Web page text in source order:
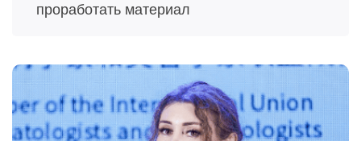
проработать материал